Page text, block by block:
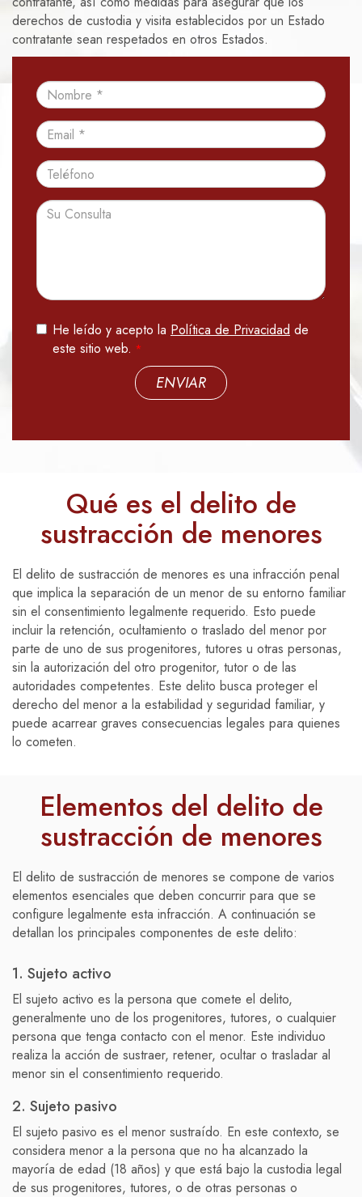
derechos de custodia y visita establecidos por un Estado
contratante sean respetados en otros Estados.
Nombre
Email
Teléfono
Consulta
He leído y acepto la Política de Privacidad de
este sitio web.
ENVIAR
Qué es el delito de
sustracción de menores
El delito de sustracción de menores es una infracción penal
que implica la separación de un menor de su entorno familiar
sin el consentimiento legalmente requerido. Esto puede
incluir la retención, ocultamiento o traslado del menor por
parte de uno de sus progenitores, tutores u otras personas,
sin la autorización del otro progenitor, tutor o de las
autoridades competentes. Este delito busca proteger el
derecho del menor a la estabilidad y seguridad familiar, y
puede acarrear graves consecuencias legales para quienes
lo cometen.
Elementos del delito de
sustracción de menores
El delito de sustracción de menores se compone de varios
elementos esenciales que deben concurrir para que se
configure legalmente esta infracción. A continuación se
detallan los principales componentes de este delito:
1. Sujeto activo
El sujeto activo es la persona que comete el delito,
generalmente uno de los progenitores, tutores, o cualquier
persona que tenga contacto con el menor. Este individuo
realiza la acción de sustraer, retener, ocultar o trasladar al
menor sin el consentimiento requerido.
2. Sujeto pasivo
El sujeto pasivo es el menor sustraído. En este contexto, se
considera menor a la persona que no ha alcanzado la
mayoría de edad (18 años) y que está bajo la custodia legal
de sus progenitores, tutores, o de otras personas o